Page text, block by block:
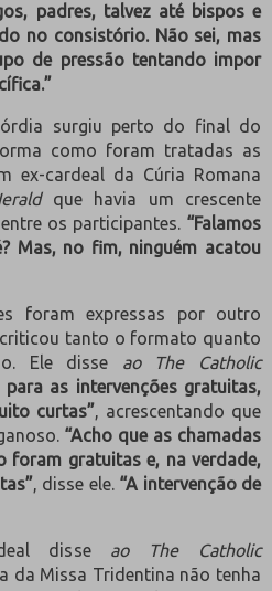
padres, talvez até bispos e
no consistório. Não sei, mas
de pressão tentando impor
surgiu perto do final do
como foram tratadas as
ex-cardeal da Cúria Romana
que havia um crescente
os participantes. “Falamos
Mas, no fim, ninguém acatou
foram expressas por outro
tanto o formato quanto
Ele disse ao The Catholic
para as intervenções gratuitas,
curtas”, acrescentando que
“Acho que as chamadas
foram gratuitas e, na verdade,
, disse ele. “A intervenção de
disse ao The Catholic
da Missa Tridentina não tenha